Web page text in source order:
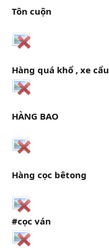
Tôn cuộn
Hàng quá khổ , xe cẩu
HÀNG BAO
Hàng cọc bêtong
#cọc ván